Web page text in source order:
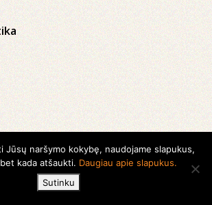
© 2026 Kauno apskrities viešoji Ąžuolyno
Jūsų naršymo kokybę, naudojame slapukus,
kada atšaukti. Daugiau apie slapukus.
Sutinku